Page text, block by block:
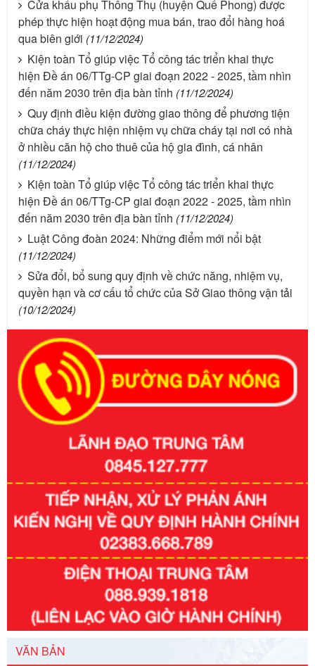
Cửa khẩu phụ Thông Thụ (huyện Quế Phong) được
phép thực hiện hoạt động mua bán, trao đổi hàng hoá
qua biên giới (11/12/2024)
Kiện toàn Tổ giúp việc Tổ công tác triển khai thực
hiện Đề án 06/TTg-CP giai đoạn 2022 - 2025, tầm nhìn
đến năm 2030 trên địa bàn tỉnh (11/12/2024)
Quy định điều kiện đường giao thông để phương tiện
chữa cháy thực hiện nhiệm vụ chữa cháy tại nơi có nhà
ở nhiều căn hộ cho thuê của hộ gia đình, cá nhân
(11/12/2024)
Kiện toàn Tổ giúp việc Tổ công tác triển khai thực
hiện Đề án 06/TTg-CP giai đoạn 2022 - 2025, tầm nhìn
đến năm 2030 trên địa bàn tỉnh (11/12/2024)
Luật Công đoàn 2024: Những điểm mới nổi bật
(11/12/2024)
Sửa đổi, bổ sung quy định về chức năng, nhiệm vụ,
quyền hạn và cơ cấu tổ chức của Sở Giao thông vận tải
(10/12/2024)
VĂN BẢN
Số kí hiệu:351/2025/NĐ-CP
Tên: Nghị định số 351/2025/NĐ-CP của Chính phủ: Quy
định chuẩn nghèo đa chiều quốc gia giai đoạn 2026 - 2030
Ngày ban hành: 29/12/2026
Số kí hiệu:
Tên: Quyết định về việc công bố danh mục thủ tục hành